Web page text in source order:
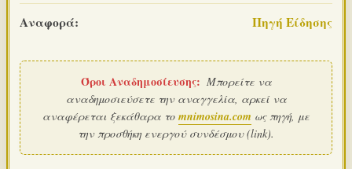
Αναφορά: Πηγή Είδησης
Όροι Αναδημοσίευσης: Μπορείτε να
αναδημοσιεύσετε την αναγγελία, αρκεί να
αναφέρεται ξεκάθαρα το mnimosina.com ως πηγή, με
την προσθήκη ενεργού συνδέσμου (link).